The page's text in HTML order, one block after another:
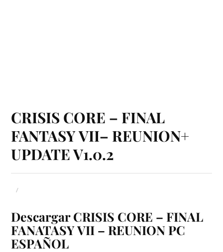
CRISIS CORE – FINAL
FANTASY VII– REUNION+
UPDATE V1.0.2
Descargar CRISIS CORE – FINAL
FANATASY VII – REUNION PC
ESPAÑOL